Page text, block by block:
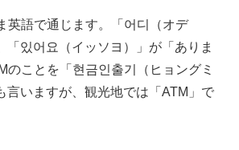
英語で通じます。「어디（オデ
「있어요（イッソヨ）」が「ありま
のことを「현금인출기（ヒョングミ
言いますが、観光地では「ATM」で